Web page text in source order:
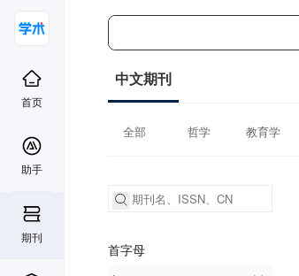
首页
助手
期刊
中文期刊
全部 哲学 教育学
首字母